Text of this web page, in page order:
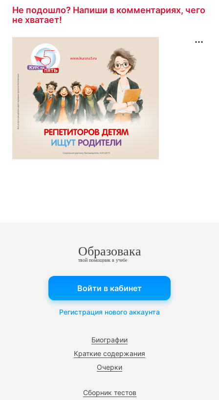
Не подошло? Напиши в комментариях, чего
не хватает!
Образовака
твой помощник в учебе
Биографии
Краткие содержания
Очерки
Сборник тестов
Войти в кабинет
Регистрация нового аккаунта